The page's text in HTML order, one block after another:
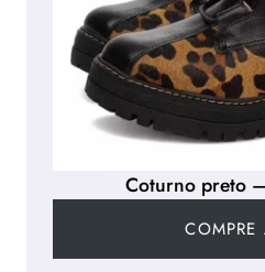
Coturno preto
COMPRE